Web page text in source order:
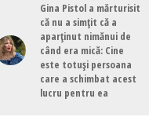
Gina Pistol a mărturisit
că nu a simțit că a
aparținut nimănui de
când era mică: Cine
este totuși persoana
care a schimbat acest
lucru pentru ea